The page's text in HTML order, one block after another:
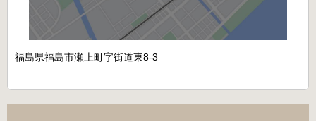
福島県福島市瀬上町字街道東8-3